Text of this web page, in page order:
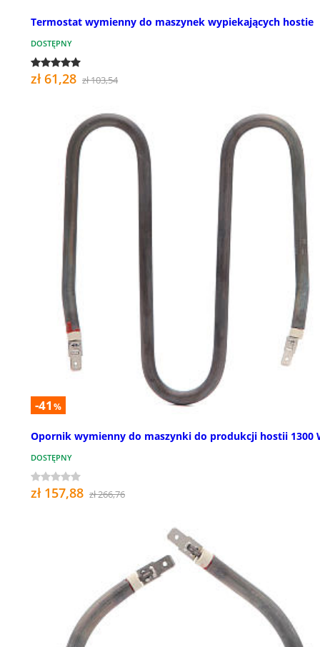
Termostat wymienny do maszynek wypiekających hostie
DOSTĘPNY
zł 61,28 zł 103,54
-41 %
Opornik wymienny do maszynki do produkcji hostii 1300
DOSTĘPNY
zł 157,88 zł 266,76